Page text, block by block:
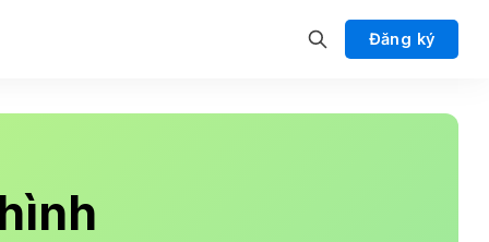
Đăng ký